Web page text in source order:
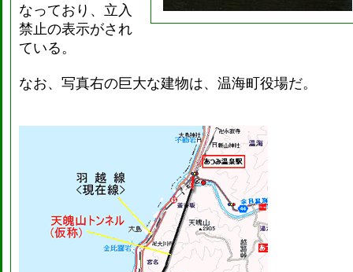
なっており、立入
禁止の表示がされ
ている。
なお、写真右の巨大な建物は、温海町役場だ。